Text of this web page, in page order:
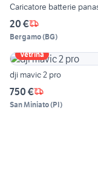
Caricatore batterie
20 €
Bergamo(BG)
Vetrina
dji mavic 2 pro
750 €
San Miniato(PI)